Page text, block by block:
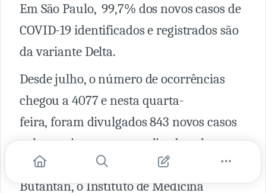
Em São Paulo, 99,7% dos novos casos de
COVID-19 identificados e registrados são
da variante Delta.
Desde julho, o número de ocorrências
chegou a 4077 e nesta quarta-
feira, foram divulgados 843 novos casos
pelo monitoramento realizado pela
prefeitura juntamente com o Instituto
Butantan, o Instituto de Medicina